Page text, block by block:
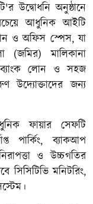
উদ্বোধনি অনুষ্ঠানে
আধুনিক আইটি
ও অফিস স্পেস, যা
(জমির) মালিকানা
ব্যাংক লোন ও সহজ
উদ্যোক্তাদের জন্য
ফায়ার সেফটি
পার্কিং, ব্যাকআপ
ও উচ্চগতির
সিসিটিভি মনিটরিং,